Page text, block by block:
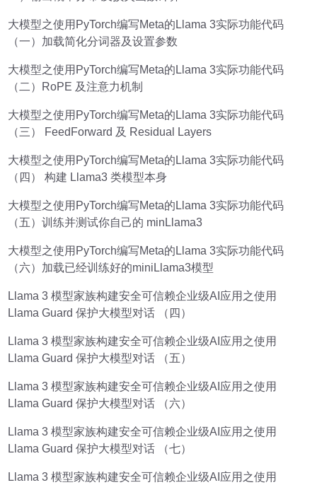
大模型之使用PyTorch编写Meta的Llama 3实际功能代码
（一）加载简化分词器及设置参数
大模型之使用PyTorch编写Meta的Llama 3实际功能代码
（二）RoPE 及注意力机制
大模型之使用PyTorch编写Meta的Llama 3实际功能代码
（三） FeedForward 及 Residual Layers
大模型之使用PyTorch编写Meta的Llama 3实际功能代码
（四） 构建 Llama3 类模型本身
大模型之使用PyTorch编写Meta的Llama 3实际功能代码
（五）训练并测试你自己的 minLlama3
大模型之使用PyTorch编写Meta的Llama 3实际功能代码
（六）加载已经训练好的miniLlama3模型
Llama 3 模型家族构建安全可信赖企业级AI应用之使用
Llama Guard 保护大模型对话 （四）
Llama 3 模型家族构建安全可信赖企业级AI应用之使用
Llama Guard 保护大模型对话 （五）
Llama 3 模型家族构建安全可信赖企业级AI应用之使用
Llama Guard 保护大模型对话 （六）
Llama 3 模型家族构建安全可信赖企业级AI应用之使用
Llama Guard 保护大模型对话 （七）
Llama 3 模型家族构建安全可信赖企业级AI应用之使用